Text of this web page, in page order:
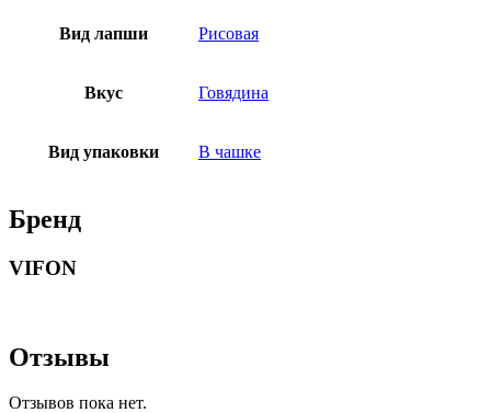
Вид лапши Рисовая
Вкус Говядина
Вид упаковки В чашке
Бренд
VIFON
Отзывы
Отзывов пока нет.